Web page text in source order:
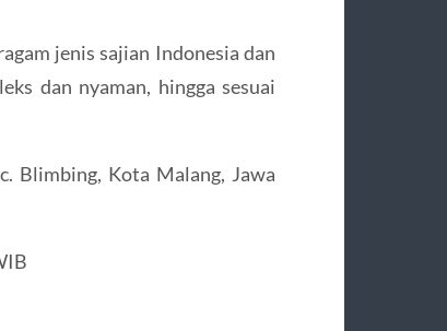
jenis sajian Indonesia dan
dan nyaman, hingga sesuai
Blimbing, Kota Malang, Jawa